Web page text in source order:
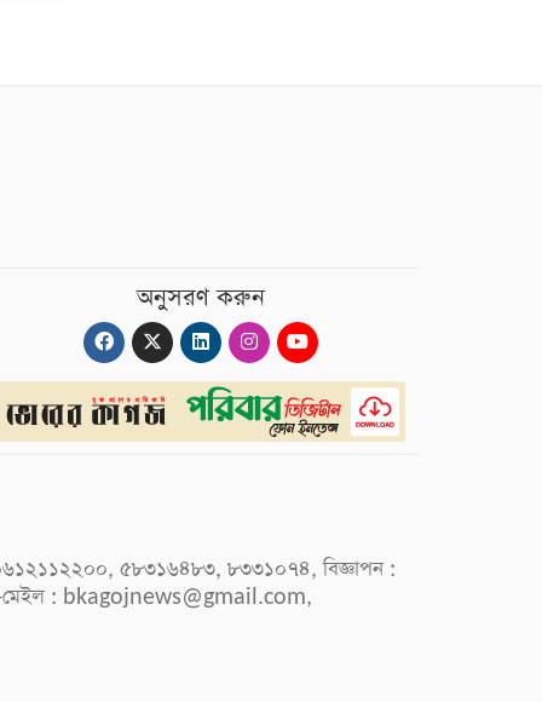
অনুসরণ করুন
৫৮৩১৬৪৮৩, ৮৩৩১০৭৪, বিজ্ঞাপন :
: bkagojnews@gmail.com,